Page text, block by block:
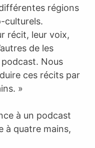
régions
culturels.
récit, leur voix,
de les
podcast. Nous
ces récits par
»
à un podcast
à quatre mains,